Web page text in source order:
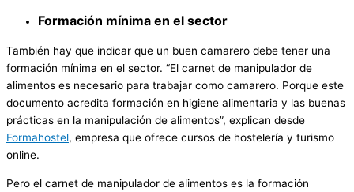
Formación mínima en el sector
También hay que indicar que un buen camarero debe tener una
formación mínima en el sector. “El carnet de manipulador de
alimentos es necesario para trabajar como camarero. Porque este
documento acredita formación en higiene alimentaria y las buenas
prácticas en la manipulación de alimentos”, explican desde
Formahostel, empresa que ofrece cursos de hostelería y turismo
online.
Pero el carnet de manipulador de alimentos es la formación